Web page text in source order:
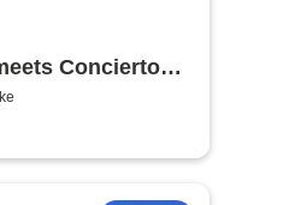
Concierto